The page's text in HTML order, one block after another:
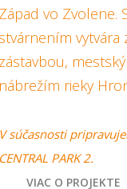
vo Zvolene.
rieky
súčasnosti
PARK 2.
VIAC O PROJEKTE